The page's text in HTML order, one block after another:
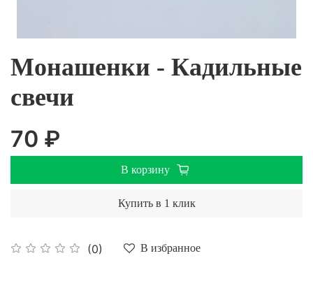
Монашенки - Кадильные
свечи
(0) В избранное
70 ₽
В корзину
Купить в 1 клик